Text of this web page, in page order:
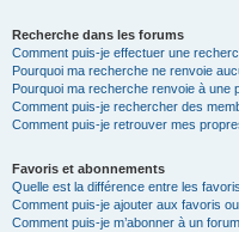
Recherche dans les forums
Comment puis-je effectuer une
Pourquoi ma recherche ne renvoie
Pourquoi ma recherche renvoie à une
Comment puis-je rechercher des
Comment puis-je retrouver mes
Favoris et abonnements
Quelle est la différence entre les
Comment puis-je ajouter aux favoris
Comment puis-je m’abonner à un